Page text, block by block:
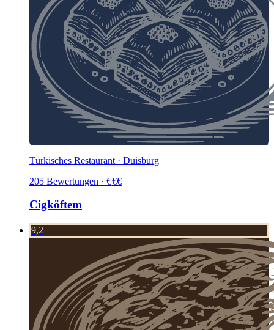
Türkisches Restaurant · Duisburg
205 Bewertungen · €€€
Cigköftem
9,2